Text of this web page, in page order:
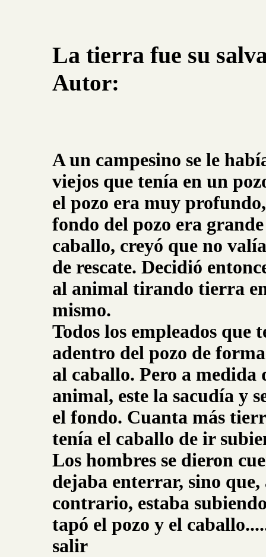
La tierra fue su
Autor:
A un campesino se le
viejos que tenía en un
el pozo era muy
fondo del pozo era
caballo, creyó que no
de rescate. Decidió
al animal tirando tierra
mismo.
Todos los empleados
adentro del pozo de
al caballo. Pero a medida
animal, este la sacudía y
el fondo. Cuanta más
tenía el caballo de ir
Los hombres se dieron
dejaba enterrar, sino
contrario, estaba
tapó el pozo y el
salir